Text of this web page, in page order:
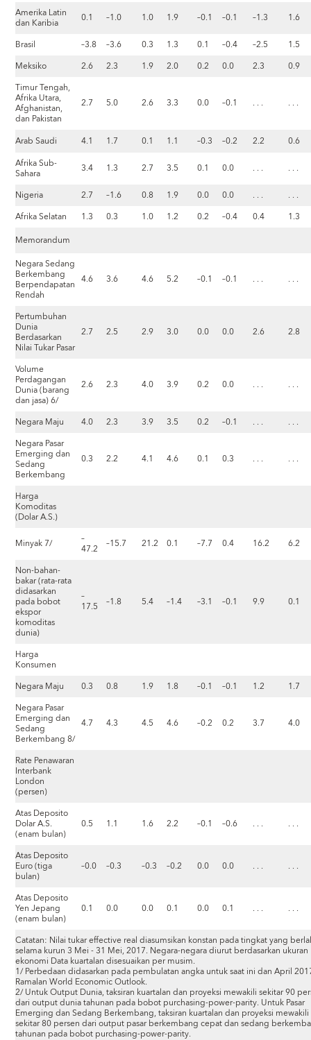
Amerika Latin
dan Karibia 0.1 –1.0 1.0 1.9 –0.1 –0.1 –1.3
1.6
Brasil
–3.8 –3.6 0.3 1.3 0.1 –0.4 –2.5
1.5
Meksiko
2.6 2.3 1.9 2.0 0.2 0.0 2.3
0.9
Timur Tengah,
Afrika Utara,
Afghanistan,
dan Pakistan
2.7 5.0 2.6 3.3 0.0 –0.1 . . . . . .
Arab Saudi 4.1 1.7 0.1 1.1 –0.3 –0.2 2.2
0.6
Afrika Sub-
Sahara 3.4 1.3 2.7 3.5 0.1 0.0 . . .
. . .
Nigeria
2.7 –1.6 0.8 1.9 0.0 0.0 . . .
. . .
Afrika Selatan
1.3 0.3 1.0 1.2 0.2 –0.4 0.4
1.3
Memorandum
Negara Sedang
Berkembang
Berpendapatan
Rendah
4.6 3.6 4.6 5.2 –0.1 –0.1 . . . . . .
Pertumbuhan
Dunia
Berdasarkan
Nilai Tukar Pasar
2.7 2.5 2.9 3.0 0.0 0.0 2.6 2.8
Volume
Perdagangan
Dunia (barang
dan jasa) 6/
2.6 2.3 4.0 3.9 0.2 0.0 . . . . . .
Negara Maju 4.0 2.3 3.9 3.5 0.2 –0.1 . . .
. . .
Negara Pasar
Emerging dan
Sedang
Berkembang
0.3 2.2 4.1 4.6 0.1 0.3 . . . . . .
Harga
Komoditas
(Dolar A.S.)
Minyak 7/
–
47.2 –15.7 21.2 0.1 –7.7 0.4 16.2
6.2
Non-bahan-
bakar (rata-rata
didasarkan
pada bobot
ekspor
komoditas
dunia)
–
17.5 –1.8 5.4 –1.4 –3.1 –0.1 9.9 0.1
Harga
Konsumen
Negara Maju
0.3 0.8 1.9 1.8 –0.1 –0.1 1.2
1.7
Negara Pasar
Emerging dan
Sedang
Berkembang 8/
4.7 4.3 4.5 4.6 –0.2 0.2 3.7 4.0
Rate Penawaran
Interbank
London
(persen)
Atas Deposito
Dolar A.S.
(enam bulan)
0.5 1.1 1.6 2.2 –0.1 –0.6 . . . . . .
Atas Deposito
Euro (tiga
bulan)
–0.0 –0.3 –0.3 –0.2 0.0 0.0 . . . . . .
Atas Deposito
Yen Jepang
(enam bulan)
0.1 0.0 0.0 0.1 0.0 0.1 . . . . . .
Catatan: Nilai tukar effective real diasumsikan konstan pada tingkat yang
selama kurun 3 Mei - 31 Mei, 2017. Negara-negara diurut berdasarkan ukuran
ekonomi Data kuartalan disesuaikan per musim.
1/ Perbedaan didasarkan pada pembulatan angka untuk saat ini dan April
Ramalan World Economic Outlook.
2/ Untuk Output Dunia, taksiran kuartalan dan proyeksi mewakili sekitar 90
dari output dunia tahunan pada bobot purchasing-power-parity. Untuk Pasar
Emerging dan Sedang Berkembang, taksiran kuartalan dan proyeksi mewakili
sekitar 80 persen dari output pasar berkembang cepat dan sedang
tahunan pada bobot purchasing-power-parity.